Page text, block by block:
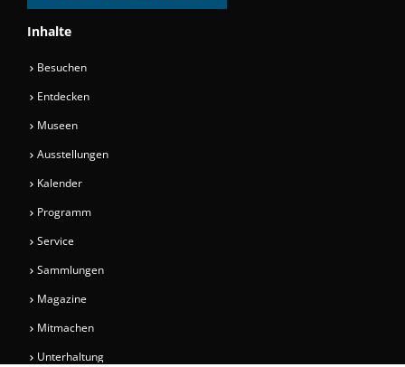
Inhalte
Besuchen
Entdecken
Museen
Ausstellungen
Kalender
Programm
Service
Sammlungen
Magazine
Mitmachen
Unterhaltung